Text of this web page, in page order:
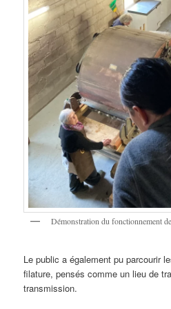
Démonstration du fonctionnement
Le public a également pu parcourir
filature, pensés comme un lieu de
transmission.